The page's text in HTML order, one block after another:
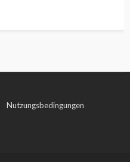
Nutzungsbedingungen